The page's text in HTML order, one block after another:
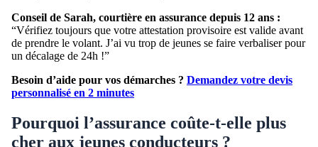
Conseil de Sarah, courtière en assurance depuis 12 ans :
“Vérifiez toujours que votre attestation provisoire est valide avant
de prendre le volant. J’ai vu trop de jeunes se faire verbaliser pour
un décalage de 24h !”
Besoin d’aide pour vos démarches ? Demandez votre devis
personnalisé en 2 minutes
Pourquoi l’assurance coûte-t-elle plus
cher aux jeunes conducteurs ?